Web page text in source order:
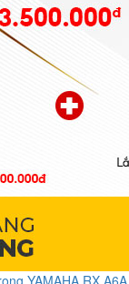
YAMAHA RX A6A